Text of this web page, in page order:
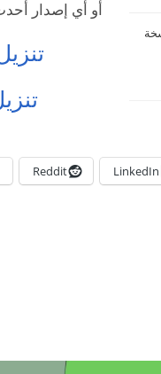
أو أي إصدار
LinkedIn
Reddit